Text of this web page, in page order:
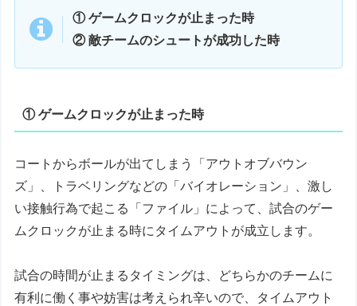
① ゲームクロックが止まった時
② 敵チームのシュートが成功した時
① ゲームクロックが止まった時
コートからボールが出てしまう「アウトオブバウン
ズ」、トラベリングなどの「バイオレーション」、激し
い接触行為で起こる「ファイル」によって、試合のゲー
ムクロックが止まる時にタイムアウトが成立します。
試合の時間が止まるタイミングは、どちらかのチームに
有利に働く事や妨害は考えられ辛いので、タイムアウト